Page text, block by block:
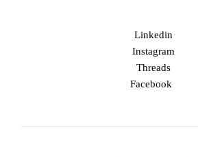
Linkedin
Instagram
Threads
Facebook